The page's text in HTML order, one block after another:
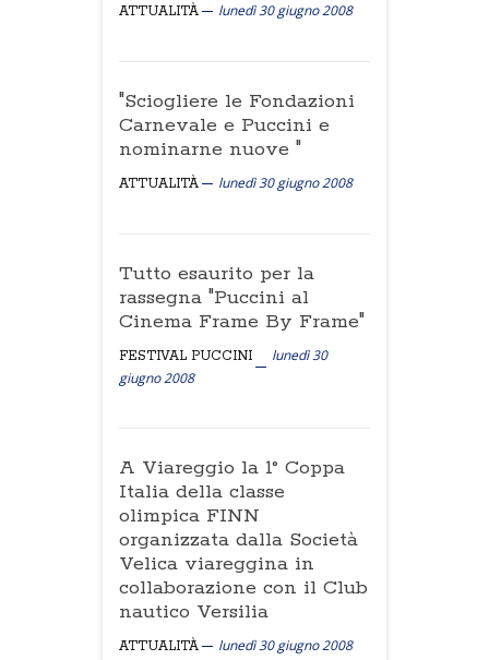
ATTUALITÀ lunedì 30 giugno 2008
"Sciogliere le Fondazioni
Carnevale e Puccini e
nominarne nuove "
ATTUALITÀ lunedì 30 giugno 2008
Tutto esaurito per la
rassegna "Puccini al
Cinema Frame By Frame"
FESTIVAL PUCCINI
lunedì 30
giugno 2008
A Viareggio la 1° Coppa
Italia della classe
olimpica FINN
organizzata dalla Società
Velica viareggina in
collaborazione con il Club
nautico Versilia
ATTUALITÀ lunedì 30 giugno 2008